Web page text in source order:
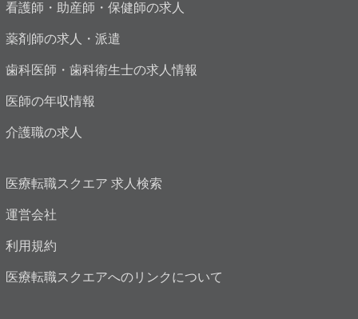
看護師・助産師・保健師の求人
薬剤師の求人・派遣
歯科医師・歯科衛生士の求人情報
医師の年収情報
介護職の求人
医療転職スクエア 求人検索
運営会社
利用規約
医療転職スクエアへのリンクについて